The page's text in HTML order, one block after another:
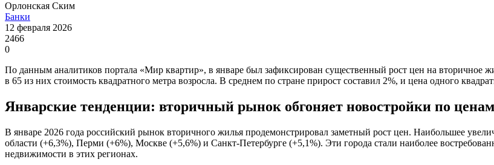
Орлонская Ским
Банки
12 февраля 2026
2466
0
По данным аналитиков портала «Мир квартир», в январе был зафиксирован существенный рост цен на вторичное
в 65 из них стоимость квадратного метра возросла. В среднем по стране прирост составил 2%, и цена одного
Январские тенденции: вторичный рынок обгоняет новостройки по ценам
В январе 2026 года российский рынок вторичного жилья продемонстрировал заметный рост цен. Наибольшее
области (+6,3%), Перми (+6%), Москве (+5,6%) и Санкт-Петербурге (+5,1%). Эти города стали наиболее
недвижимости в этих регионах.